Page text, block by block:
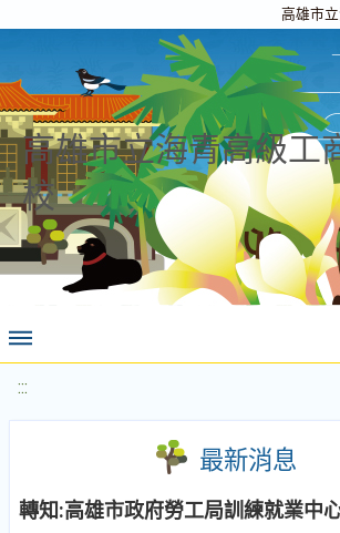
高雄市
高雄市立海青高級工
校
:::
最新消息
轉知:高雄市政府勞工局訓練就業